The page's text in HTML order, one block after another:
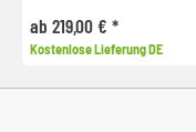
ab 219,00 € *
Kostenlose Lieferung DE